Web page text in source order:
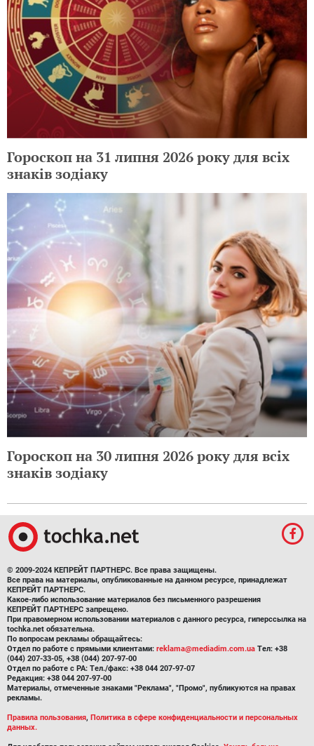
Гороскоп на 31 липня 2026 року для всіх
знаків зодіаку
Гороскоп на 30 липня 2026 року для всіх
знаків зодіаку
© 2009-2024 КЕПРЕЙТ ПАРТНЕРС. Все права защищены.
Все права на материалы, опубликованные на данном ресурсе, принадлежат
КЕПРЕЙТ ПАРТНЕРС.
Какое-либо использование материалов без письменного разрешения
КЕПРЕЙТ ПАРТНЕРС запрещено.
При правомерном использовании материалов с данного ресурса, гиперссылка на
tochka.net обязательна.
По вопросам рекламы обращайтесь:
Отдел по работе с прямыми клиентами: reklama@mediadim.com.ua Тел: +38
(044) 207-33-05, +38 (044) 207-97-00
Отдел по работе с РА: Тел./факс: +38 044 207-97-07
Редакция: +38 044 207-97-00
Материалы, отмеченные знаками "Реклама", "Промо", публикуются на правах
рекламы.
Правила пользования, Политика в сфере конфиденциальности и персональных
данных.